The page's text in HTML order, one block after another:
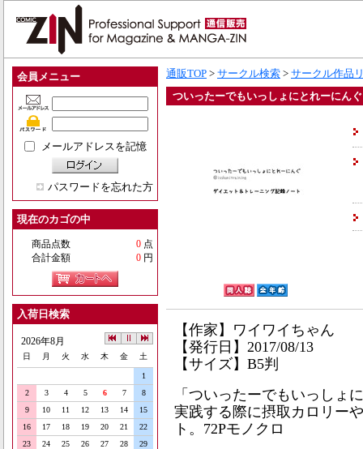
会員メニュー
メールアドレスを記憶
パスワードを忘れた方
現在のカゴの中
商品点数 0 点
合計金額
0 円
入荷日検索
2026年8月
日 月 火 水 木 金 土
1
2
3 4 5 6 7
8
9
10 11 12 13 14
15
16
17 18 19 20 21
22
23
24 25 26 27 28
29
通販TOP > サークル検索 > サークル作品
ついったーでもいっしょにとれーにん
【作家】ワイワイちゃん
【発行日】2017/08/13
【サイズ】B5判
「ついったーでもいっしょ
実践する際に摂取カロリー
ト。72Pモノクロ